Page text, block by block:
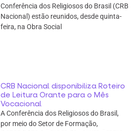
Conferência dos Religiosos do Brasil (CRB
Nacional) estão reunidos, desde quinta-
feira, na Obra Social
CRB Nacional disponibiliza Roteiro
de Leitura Orante para o Mês
Vocacional
A Conferência dos Religiosos do Brasil,
por meio do Setor de Formação,